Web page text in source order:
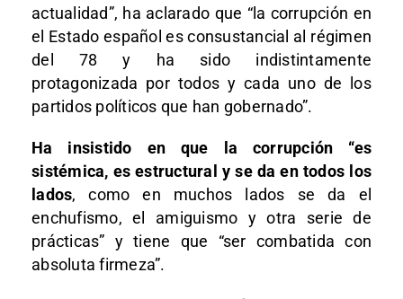
actualidad”, ha aclarado que “la corrupción en
el Estado español es consustancial al régimen
del 78 y ha sido indistintamente
protagonizada por todos y cada uno de los
partidos políticos que han gobernado”.
Ha insistido en que la corrupción “es
sistémica, es estructural y se da en todos los
lados, como en muchos lados se da el
enchufismo, el amiguismo y otra serie de
prácticas” y tiene que “ser combatida con
absoluta firmeza”.